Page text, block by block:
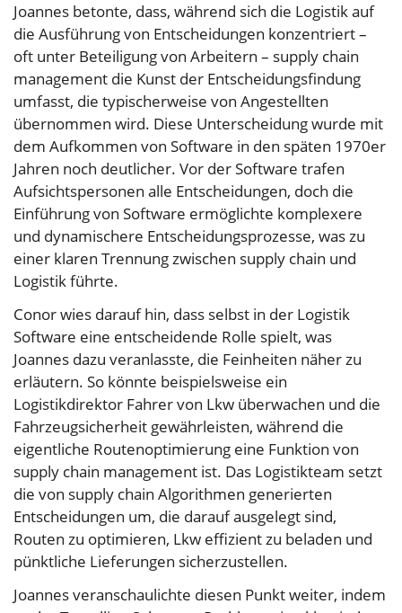
Joannes betonte, dass, während sich die Logistik auf
die Ausführung von Entscheidungen konzentriert –
oft unter Beteiligung von Arbeitern – supply chain
management die Kunst der Entscheidungsfindung
umfasst, die typischerweise von Angestellten
übernommen wird. Diese Unterscheidung wurde mit
dem Aufkommen von Software in den späten 1970er
Jahren noch deutlicher. Vor der Software trafen
Aufsichtspersonen alle Entscheidungen, doch die
Einführung von Software ermöglichte komplexere
und dynamischere Entscheidungsprozesse, was zu
einer klaren Trennung zwischen supply chain und
Logistik führte.
Conor wies darauf hin, dass selbst in der Logistik
Software eine entscheidende Rolle spielt, was
Joannes dazu veranlasste, die Feinheiten näher zu
erläutern. So könnte beispielsweise ein
Logistikdirektor Fahrer von Lkw überwachen und die
Fahrzeugsicherheit gewährleisten, während die
eigentliche Routenoptimierung eine Funktion von
supply chain management ist. Das Logistikteam setzt
die von supply chain Algorithmen generierten
Entscheidungen um, die darauf ausgelegt sind,
Routen zu optimieren, Lkw effizient zu beladen und
pünktliche Lieferungen sicherzustellen.
Joannes veranschaulichte diesen Punkt weiter, indem